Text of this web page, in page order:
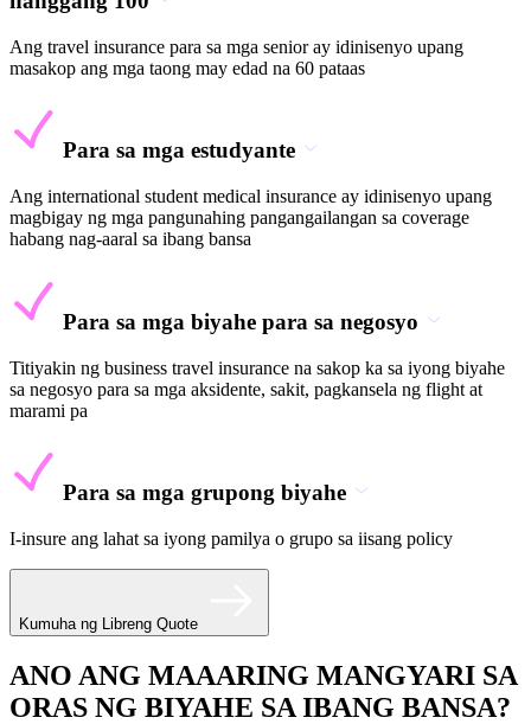
Ang travel insurance para sa mga senior ay idinisenyo upang
masakop ang mga taong may edad na 60 pataas
Para sa mga estudyante
Ang international student medical insurance ay idinisenyo upang
magbigay ng mga pangunahing pangangailangan sa coverage
habang nag-aaral sa ibang bansa
Para sa mga biyahe para sa negosyo
Titiyakin ng business travel insurance na sakop ka sa iyong biyahe
sa negosyo para sa mga aksidente, sakit, pagkansela ng flight at
marami pa
Para sa mga grupong biyahe
I-insure ang lahat sa iyong pamilya o grupo sa iisang policy
Kumuha ng Libreng Quote
ANO ANG MAAARING MANGYARI SA
ORAS NG BIYAHE SA IBANG BANSA?